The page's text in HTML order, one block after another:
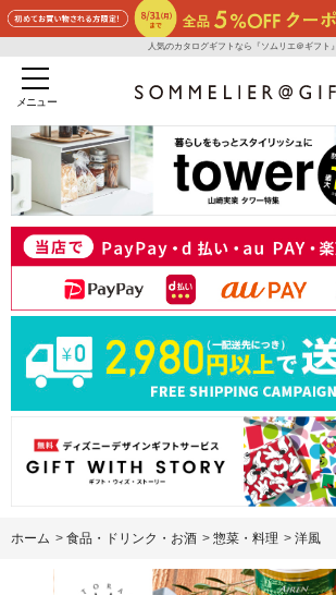
人気のカタログギフトなら『ソムリエ＠ギフト』
メニュー
ホーム > 食品・ドリンク・お酒 > 惣菜・料理 > 洋風